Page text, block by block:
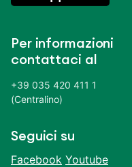
Per informazioni
contattaci al
+39 035 420 411 1
(Centralino)
Seguici su
Facebook Youtube